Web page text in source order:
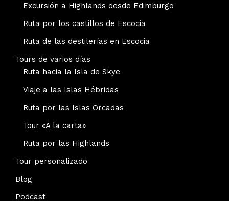
Excursión a Highlands desde Edimburgo
Ruta por los castillos de Escocia
Ruta de las destilerías en Escocia
Tours de varios días
Ruta hacia la Isla de Skye
Viaje a las Islas Hébridas
Ruta por las Islas Orcadas
Tour «A la carta»
Ruta por las Highlands
Tour personalizado
Blog
Podcast